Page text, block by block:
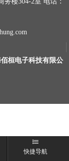
佰桓电子科技有限公

快捷导航